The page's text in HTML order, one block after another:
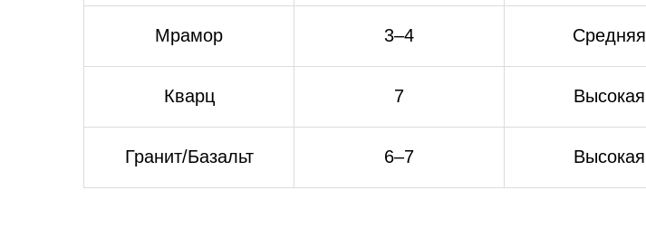
Мрамор 3–4 Средняя
Кварц 7 Высокая
Гранит/Базальт 6–7 Высокая